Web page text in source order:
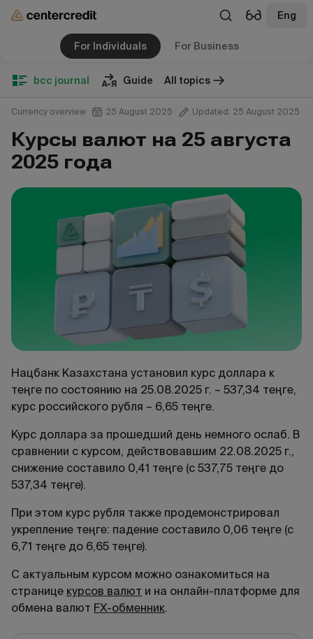
Eng
For Individuals For Business
bcc journal Guide All topics
Currency overview 25 August 2025 Updated: 25 August 2025
Курсы валют на 25 августа
2025 года
Нацбанк Казахстана установил курс доллара к
теңге по состоянию на 25.08.2025 г. – 537,34 теңге,
курс российского рубля – 6,65 теңге.
Курс доллара за прошедший день немного ослаб. В
сравнении с курсом, действовавшим 22.08.2025 г.,
снижение составило 0,41 теңге (с 537,75 теңге до
537,34 теңге).
При этом курс рубля также продемонстрировал
укрепление теңге: падение составило 0,06 теңге (с
6,71 теңге до 6,65 теңге).
С актуальным курсом можно ознакомиться на
странице курсов валют и на онлайн-платформе для
обмена валют FX-обменник.